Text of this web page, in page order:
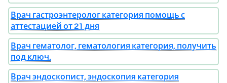
Врач гастроэнтеролог категория помощь с
аттестацией от 21 дня
Врач гематолог, гематология категория, получить
под ключ.
Врач эндоскопист, эндоскопия категория